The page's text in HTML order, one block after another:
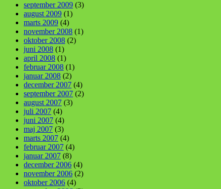
september 2009 (3)
august 2009 (1)
marts 2009 (4)
november 2008 (1)
oktober 2008 (2)
juni 2008 (1)
april 2008 (1)
februar 2008 (1)
januar 2008 (2)
december 2007 (4)
september 2007 (2)
august 2007 (3)
juli 2007 (4)
juni 2007 (4)
maj 2007 (3)
marts 2007 (4)
februar 2007 (4)
januar 2007 (8)
december 2006 (4)
november 2006 (2)
oktober 2006 (4)